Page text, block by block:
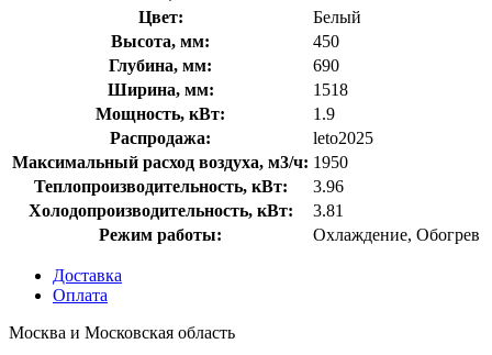
Цвет:
Белый
Высота, мм:
450
Глубина, мм:
690
Ширина, мм:
1518
Мощность, кВт:
1.9
Распродажа:
leto2025
Максимальный расход воздуха, м3/ч: 1950
Теплопроизводительность, кВт:
3.96
Холодопроизводительность, кВт:
3.81
Режим работы:
Охлаждение, Обогрев
Доставка
Оплата
Москва и Московская область